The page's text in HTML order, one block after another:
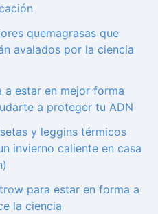
quemagrasas que
avalados por la ciencia
a estar en mejor forma
a proteger tu ADN
y leggins térmicos
invierno caliente en casa
para estar en forma a
la ciencia